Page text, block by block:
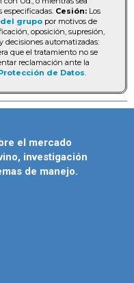
especificadas. Cesión: Los
grupo por motivos de
oposición, supresión,
automatizadas:
que el tratamiento no se
reclamación ante la
de Datos
el mercado
investigación
de manejo.